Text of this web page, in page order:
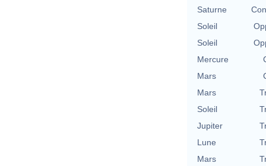
Saturne
Soleil
Soleil
Mercure
Mars
Mars
Soleil
Jupiter
Lune
Mars